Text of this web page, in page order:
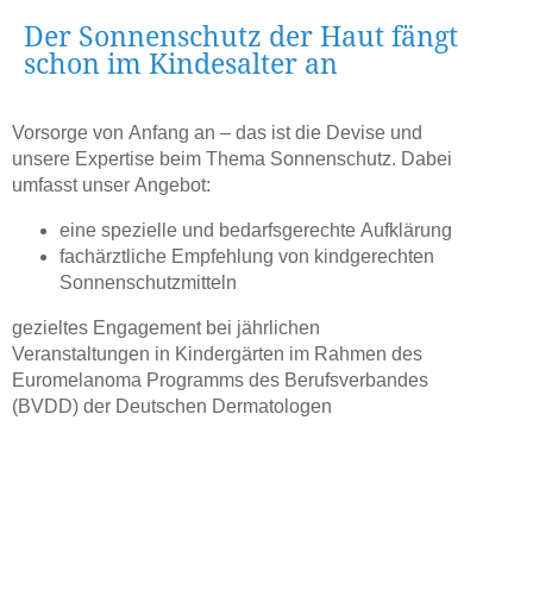
Der Sonnenschutz der Haut fängt
schon im Kindesalter an
Vorsorge von Anfang an – das ist die Devise und
unsere Expertise beim Thema Sonnenschutz. Dabei
umfasst unser Angebot:
eine spezielle und bedarfsgerechte Aufklärung
fachärztliche Empfehlung von kindgerechten
Sonnenschutzmitteln
gezieltes Engagement bei jährlichen
Veranstaltungen in Kindergärten im Rahmen des
Euromelanoma Programms des Berufsverbandes
(BVDD) der Deutschen Dermatologen